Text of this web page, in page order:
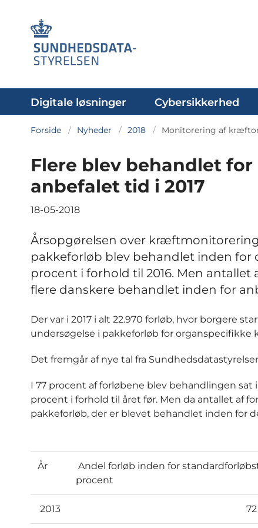
Digitale løsninger Cybersikkerhed
Forside Nyheder 2018 Monitorering af
Flere blev behandlet
anbefalet tid i 2017
18-05-2018
Årsopgørelsen over kræftmonitorering
pakkeforløb blev behandlet inden for
procent i forhold til 2016. Men
flere danskere behandlet inden for
Der var i 2017 i alt 22.970 forløb, hvor borgere
undersøgelse i pakkeforløb for organspecifikke
Det fremgår af nye tal fra
I 77 procent af forløbene blev behandlingen
procent i forhold til året før. Men da antallet af
pakkeforløb, der er blevet behandlet inden for
År
Andel forløb inden for
procent
2013 72